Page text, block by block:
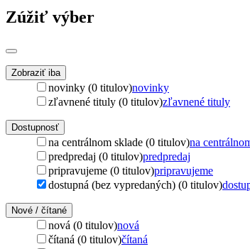
Zúžiť výber
Zobraziť iba
novinky (0 titulov)novinky
zľavnené tituly (0 titulov)zľavnené tituly
Dostupnosť
na centrálnom sklade (0 titulov)na
predpredaj (0 titulov)predpredaj
pripravujeme (0 titulov)pripravujeme
dostupná (bez vypredaných) (0 titulov)
Nové / čítané
nová (0 titulov)nová
čítaná (0 titulov)čítaná